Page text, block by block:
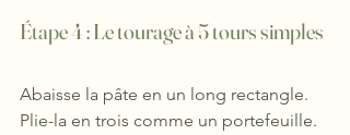
Étape 4 : Le tourage à 5 tours simples
Abaisse la pâte en un long rectangle.
Plie-la en trois comme un portefeuille.